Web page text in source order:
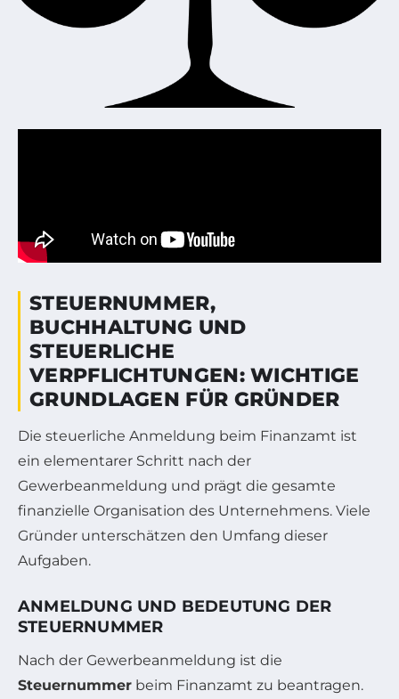
STEUERNUMMER,
BUCHHALTUNG UND
STEUERLICHE
VERPFLICHTUNGEN: WICHTIGE
GRUNDLAGEN FÜR GRÜNDER
Die steuerliche Anmeldung beim Finanzamt ist
ein elementarer Schritt nach der
Gewerbeanmeldung und prägt die gesamte
finanzielle Organisation des Unternehmens. Viele
Gründer unterschätzen den Umfang dieser
Aufgaben.
ANMELDUNG UND BEDEUTUNG DER
STEUERNUMMER
Nach der Gewerbeanmeldung ist die
Steuernummer beim Finanzamt zu beantragen.